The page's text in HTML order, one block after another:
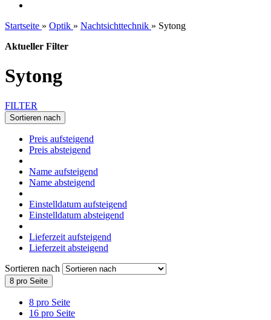
Startseite » Optik » Nachtsichttechnik » Sytong
Aktueller Filter
Sytong
FILTER
Sortieren nach
Preis aufsteigend
Preis absteigend
Name aufsteigend
Name absteigend
Einstelldatum aufsteigend
Einstelldatum absteigend
Lieferzeit aufsteigend
Lieferzeit absteigend
Sortieren nach
8 pro Seite
8 pro Seite
16 pro Seite